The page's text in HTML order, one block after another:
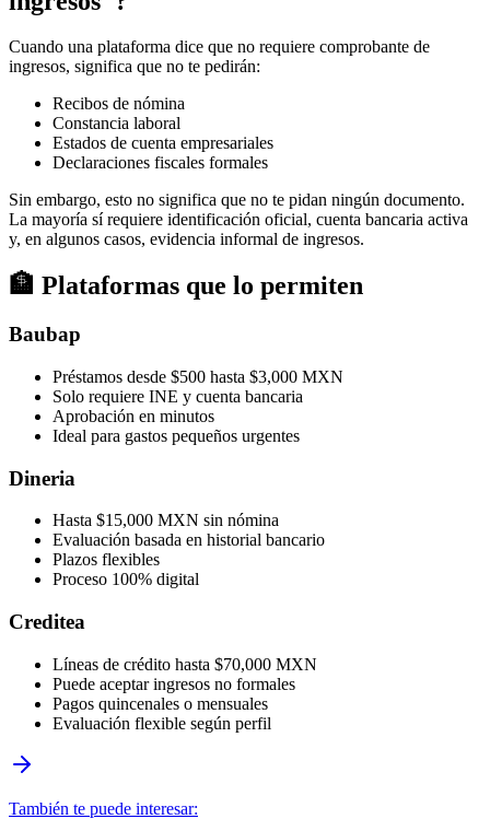
Cuando una plataforma dice que no requiere comprobante de
ingresos, significa que no te pedirán:
Recibos de nómina
Constancia laboral
Estados de cuenta empresariales
Declaraciones fiscales formales
Sin embargo, esto no significa que no te pidan ningún documento.
La mayoría sí requiere identificación oficial, cuenta bancaria activa
y, en algunos casos, evidencia informal de ingresos.
🏦 Plataformas que lo permiten
Baubap
Préstamos desde $500 hasta $3,000 MXN
Solo requiere INE y cuenta bancaria
Aprobación en minutos
Ideal para gastos pequeños urgentes
Dineria
Hasta $15,000 MXN sin nómina
Evaluación basada en historial bancario
Plazos flexibles
Proceso 100% digital
Creditea
Líneas de crédito hasta $70,000 MXN
Puede aceptar ingresos no formales
Pagos quincenales o mensuales
Evaluación flexible según perfil
También te puede interesar: